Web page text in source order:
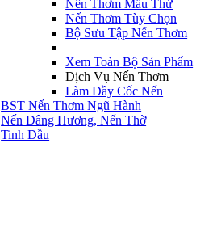
Nến Thơm Mẫu Thử
Nến Thơm Tùy Chọn
Bộ Sưu Tập Nến Thơm
Xem Toàn Bộ Sản Phẩm
Dịch Vụ Nến Thơm
Làm Đầy Cốc Nến
BST Nến Thơm Ngũ Hành
Nến Dâng Hương, Nến Thờ
Tinh Dầu